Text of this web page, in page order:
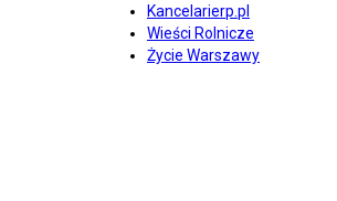
Kancelarierp.pl
Wieści Rolnicze
Życie Warszawy